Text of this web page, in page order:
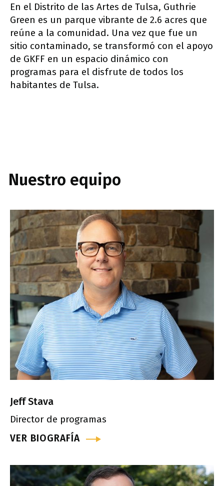
En el Distrito de las Artes de Tulsa, Guthrie
Green es un parque vibrante de 2.6 acres que
reúne a la comunidad. Una vez que fue un
sitio contaminado, se transformó con el apoyo
de GKFF en un espacio dinámico con
programas para el disfrute de todos los
habitantes de Tulsa.
Nuestro equipo
Jeff Stava
Director de programas
VER BIOGRAFÍA